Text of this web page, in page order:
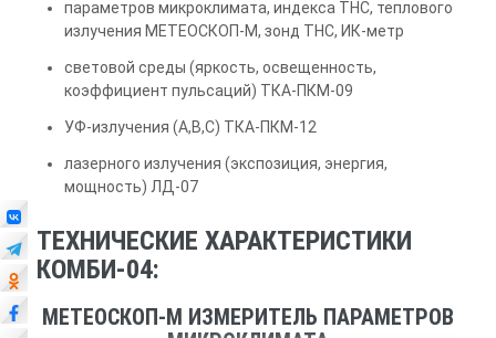
параметров микроклимата, индекса ТНС, теплового
излучения МЕТЕОСКОП-М, зонд ТНС, ИК-метр
световой среды (яркость, освещенность,
коэффициент пульсаций) ТКА-ПКМ-09
УФ-излучения (A,B,C) ТКА-ПКМ-12
лазерного излучения (экспозиция, энергия,
мощность) ЛД-07
ТЕХНИЧЕСКИЕ ХАРАКТЕРИСТИКИ
КОМБИ-04:
МЕТЕОСКОП-М ИЗМЕРИТЕЛЬ ПАРАМЕТРОВ